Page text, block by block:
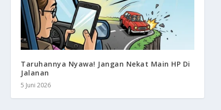
Taruhannya Nyawa! Jangan Nekat Main HP Di
Jalanan
5 Juni 2026